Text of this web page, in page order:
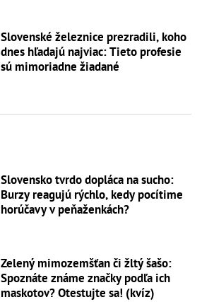
Slovenské železnice prezradili, koho
dnes hľadajú najviac: Tieto profesie
sú mimoriadne žiadané
Slovensko tvrdo dopláca na sucho:
Burzy reagujú rýchlo, kedy pocítime
horúčavy v peňaženkách?
Zelený mimozemšťan či žltý šašo:
Spoznáte známe značky podľa ich
maskotov? Otestujte sa! (kvíz)